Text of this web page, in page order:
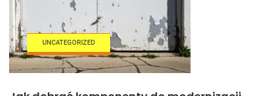
UNCATEGORIZED